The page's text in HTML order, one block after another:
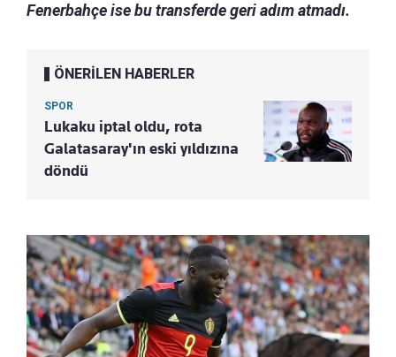
Fenerbahçe ise bu transferde geri adım atmadı.
ÖNERİLEN HABERLER
SPOR
Lukaku iptal oldu, rota
Galatasaray'ın eski yıldızına
döndü